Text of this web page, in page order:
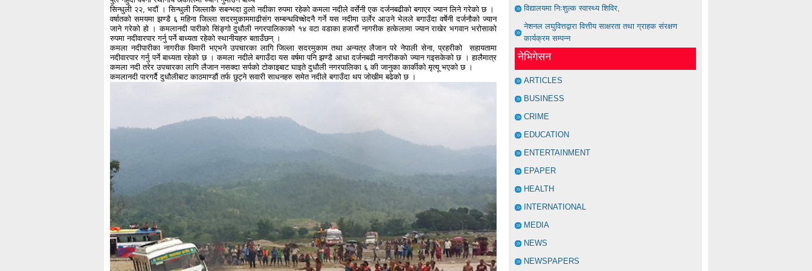
सिन्धुली २२, भदौं । सिन्धुली जिल्लाकै सबन्भदा ठुलो नदीका रुपमा रहेको कमला नदीले वर्सेनी एक दर्जनबढीको बगाएर ज्यान लिने गरेको छ ।
वर्षातको समयमा झण्डै ६ महिना जिल्ला सदरमुकाममाढीसंग सम्बन्धविच्क्षेदनै गर्ने यस नदीमा उर्लेर आउने भेलले बगाउँदा वर्षेनी दर्जनौको ज्यान
जाने गरेको हो । कमलानदी पारीको सिंङ्गो दुधौली नगरपालिकाको १४ वटा वडाका हजारौं नागरीक हत्केलामा ज्यान राखेर भगवान भरोसाको
रुपमा नदीवारपार गर्नु पर्ने बाध्यता रहेको स्थानीयहरु बताउँछन् ।
कमला नदीपारीका नागरीक विमारी भएभने उपचारका लागि जिल्ला सदरमुकाम तथा अन्यत्र लैजान परे नेपाली सेना, प्रहरीको सहायतामा
नदीवारपार गर्नु पर्ने बाध्यता रहेको छ । कमला नदीले बगाउँदा यस वर्षमा पनि झण्डै आधा दर्जनबढी नागरीकको ज्यान गइसकेको छ । हालैमात्र
कमला नदी तरेर उपचारका लागि लैजान नसक्दा सर्पको टोकाइबाट घाइते दुधौली नगरपालिका ६ की जानुका कार्कीको मृत्यू भएको छ ।
कमलानदी पारगर्दै दुधौलीबाट काठमाण्डौं तर्फ छुट्ने सवारी साधनहरु समेत नदीले बगाउँदा थप जोखीम बढेको छ ।
विद्यालयमा निःशुल्क स्वास्थ्य शिविर,
नेशनल लघुवित्तद्वारा वित्तीय साक्षरता तथा ग्राहक संरक्षण
कार्यक्रम सम्पन्न
नेभिगेसन
ARTICLES
BUSINESS
CRIME
EDUCATION
ENTERTAINMENT
EPAPER
HEALTH
INTERNATIONAL
MEDIA
NEWS
NEWSPAPERS